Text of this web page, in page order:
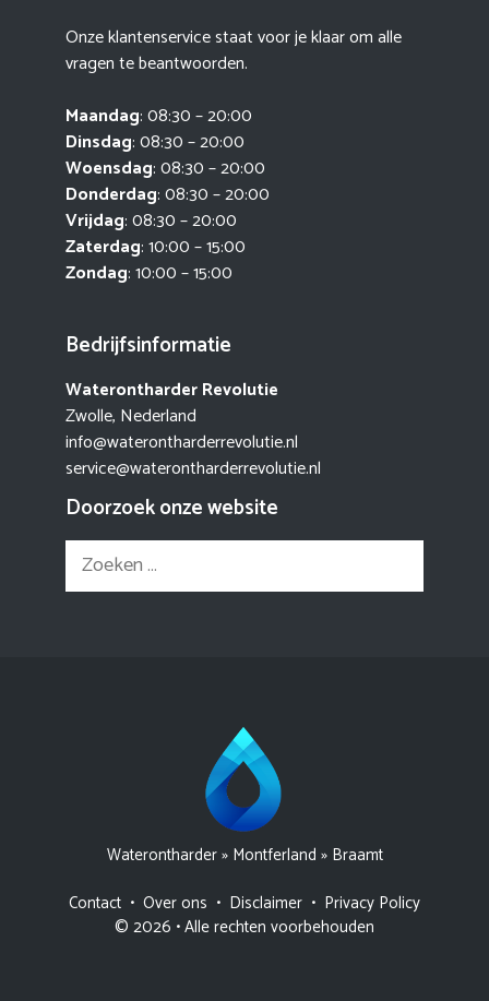
Onze klantenservice staat voor je klaar om alle
vragen te beantwoorden.
Maandag: 08:30 – 20:00
Dinsdag: 08:30 – 20:00
Woensdag: 08:30 – 20:00
Donderdag: 08:30 – 20:00
Vrijdag: 08:30 – 20:00
Zaterdag: 10:00 – 15:00
Zondag: 10:00 – 15:00
Bedrijfsinformatie
Waterontharder Revolutie
Zwolle, Nederland
info@waterontharderrevolutie.nl
service@waterontharderrevolutie.nl
Doorzoek onze website
Zoek
naar:
Waterontharder» Montferland » Braamt
Contact • Over ons • Disclaimer • Privacy Policy
© 2026 • Alle rechten voorbehouden